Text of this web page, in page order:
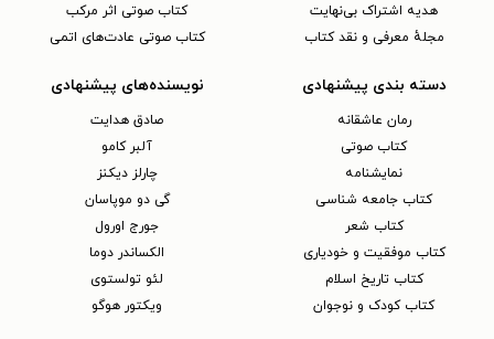
هدیه اشتراک بی‌نهایت
مجلهٔ معرفی و نقد کتاب
کتاب صوتی اثر مرکب
کتاب صوتی عادت‌های اتمی
دسته بندی پیشنهادی
رمان عاشقانه
کتاب‌ صوتی
نمایشنامه
کتاب جامعه شناسی
کتاب شعر
کتاب موفقیت و خودیاری
کتاب تاریخ اسلام
کتاب کودک و نوجوان
نویسنده‌های پیشنهادی
صادق هدایت
آلبر کامو
چارلز دیکنز
گی دو موپاسان
جورج اورول
الکساندر دوما
لئو تولستوی
ویکتور هوگو